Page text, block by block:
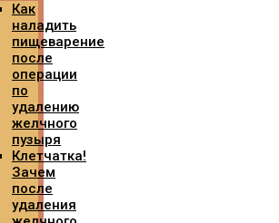
Как
наладить
пищеварение
после
операции
по
удалению
желчного
пузыря
Клетчатка!
Зачем
после
удаления